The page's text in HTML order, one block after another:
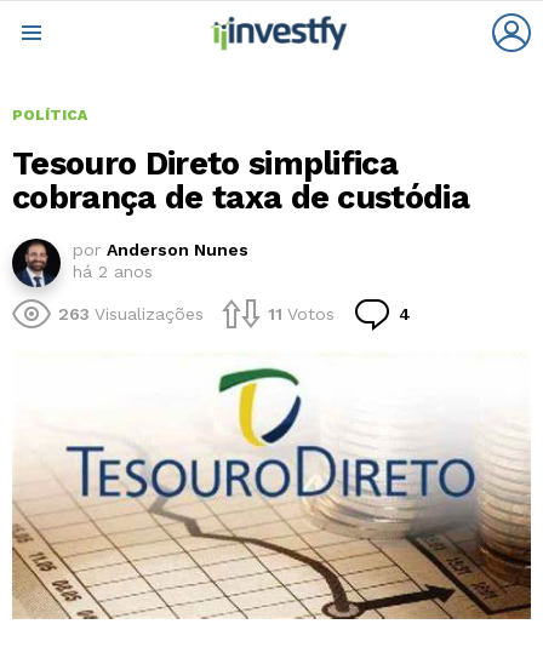
POLÍTICA
Tesouro Direto simplifica
cobrança de taxa de custódia
por Anderson Nunes
há 2 anos
263 Visualizações 11 Votos 4